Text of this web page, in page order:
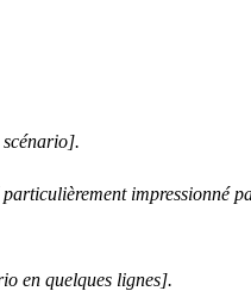
en quelques lignes].